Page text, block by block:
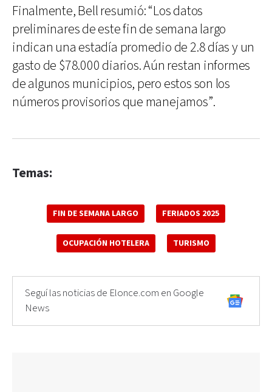
Finalmente, Bell resumió: “Los datos
preliminares de este fin de semana largo
indican una estadía promedio de 2.8 días y un
gasto de $78.000 diarios. Aún restan informes
de algunos municipios, pero estos son los
números provisorios que manejamos”.
Temas:
FIN DE SEMANA LARGO FERIADOS 2025
OCUPACIÓN HOTELERA TURISMO
Seguí las noticias de Elonce.com en Google
News